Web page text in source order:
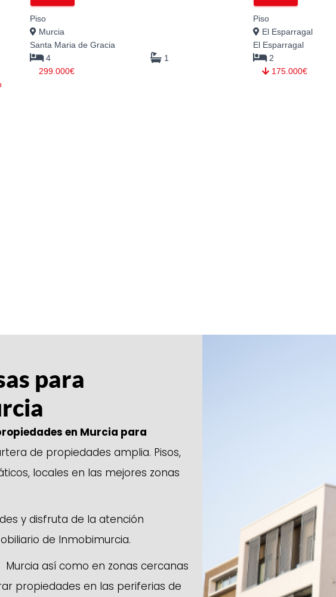
Piso
Murcia
Santa Maria de Gracia
4
1
299.000€
Piso
El Esparragal
El Esparragal
2
175.000€
para
en Murcia para
de propiedades amplia. Pisos,
locales en las mejores zonas
y disfruta de la atención
de Inmobimurcia.
así como en zonas cercanas
propiedades en las periferias de